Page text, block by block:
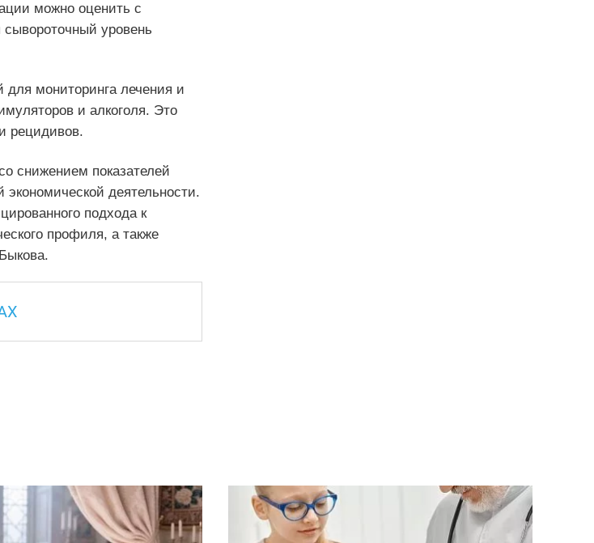
можно оценить с
уровень
для мониторинга лечения и
и алкоголя. Это
рецидивов.
снижением показателей
экономической деятельности.
подхода к
профиля, а также